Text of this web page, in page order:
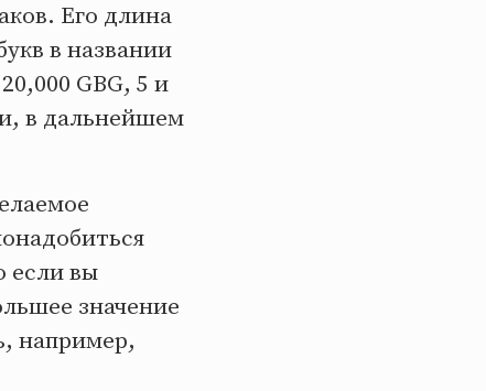
Его длина
в названии
GBG, 5 и
в дальнейшем
если вы
значение
например,